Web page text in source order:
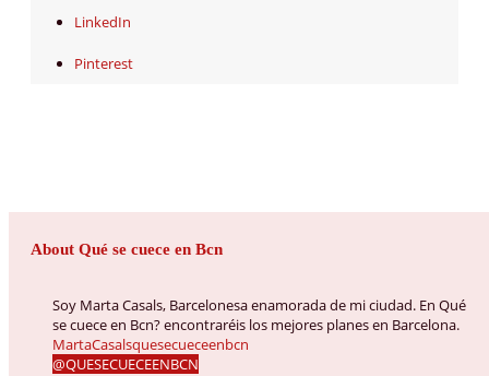
LinkedIn
Pinterest
About Qué se cuece en Bcn
Soy Marta Casals, Barcelonesa enamorada de mi ciudad. En Qué
se cuece en Bcn? encontraréis los mejores planes en Barcelona.
MartaCasalsquesecueceenbcn
@QUESECUECEENBCN